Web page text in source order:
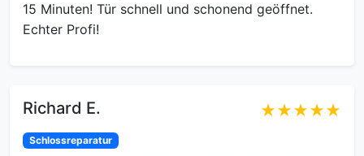
15 Minuten! Tür schnell und schonend geöffnet.
Echter Profi!
Richard E. ★★★★★
Schlossreparatur